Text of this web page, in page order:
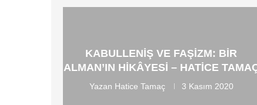
KABULLENIŞ VE FAŞIZM: BIR
ALMAN’IN HIKÂYESI – HATICE
Yazan Hatice Tamaç 3 Kasım 2020